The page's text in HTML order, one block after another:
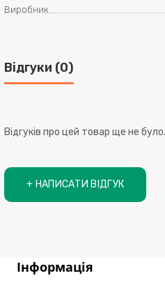
Виробник
Відгуки (0)
Відгуків про цей товар ще не було.
+ НАПИСАТИ ВІДГУК
Інформація